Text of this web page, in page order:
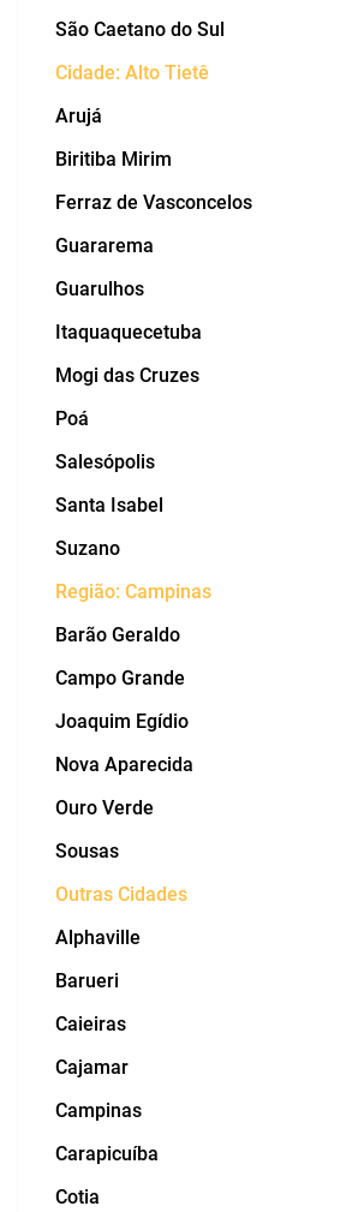
São Caetano do Sul
Cidade: Alto Tietê
Arujá
Biritiba Mirim
Ferraz de Vasconcelos
Guararema
Guarulhos
Itaquaquecetuba
Mogi das Cruzes
Poá
Salesópolis
Santa Isabel
Suzano
Região: Campinas
Barão Geraldo
Campo Grande
Joaquim Egídio
Nova Aparecida
Ouro Verde
Sousas
Outras Cidades
Alphaville
Barueri
Caieiras
Cajamar
Campinas
Carapicuíba
Cotia